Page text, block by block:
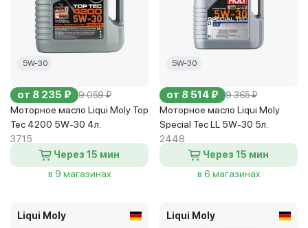
5W-30
от 8 235 ₽ 9 059 ₽
Моторное масло Liqui Moly Top
Tec 4200 5W-30 4л.
3715
Через 15 мин
в 9 магазинах
5W-30
от 8 514 ₽ 9 365 ₽
Моторное масло Liqui Moly
Special Tec LL 5W-30 5л.
2448
Через 15 мин
в 6 магазинах
Liqui Moly Liqui Moly